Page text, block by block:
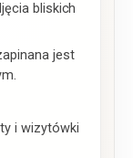
bliskich
jest
i wizytówki